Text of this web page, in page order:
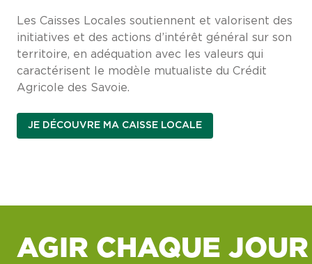
Les Caisses Locales soutiennent et valorisent des
initiatives et des actions d’intérêt général sur son
territoire, en adéquation avec les valeurs qui
caractérisent le modèle mutualiste du Crédit
Agricole des Savoie.
JE DÉCOUVRE MA CAISSE LOCALE
AGIR CHAQUE JOUR